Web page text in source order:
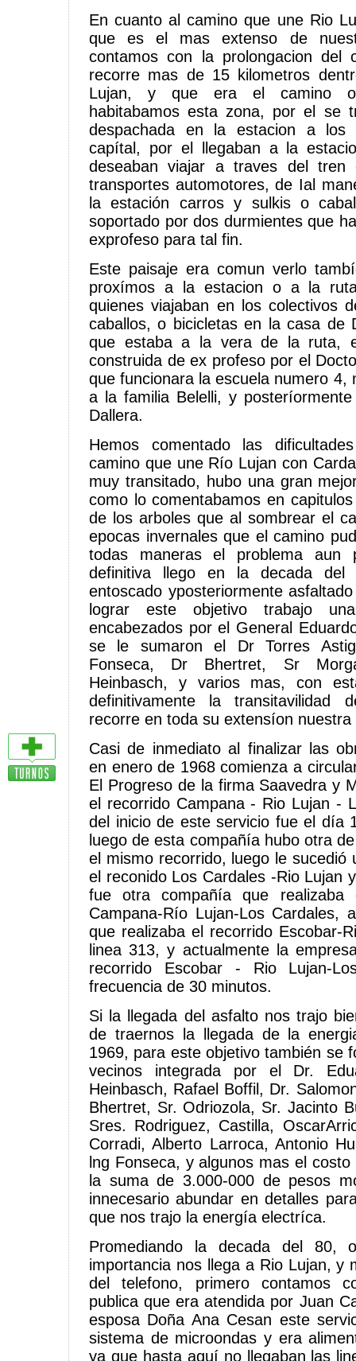
En cuanto al camino que une Rio
que es el mas extenso de
contamos con la prolongacion del
recorre mas de 15 kilometros
Lujan, y que era el camino
habitabamos esta zona, por el se
despachada en la estacion a
capítal, por el llegaban a la
deseaban viajar a traves del tren
transportes automotores, de Ial
la estación carros y sulkis o
soportado por dos durmientes que
exprofeso para tal fin.
Este paisaje era comun verlo
proxímos a la estacion o a la
quienes viajaban en los colectivos
caballos, o bicicletas en la casa de
que estaba a la vera de la ruta,
construida de ex profeso por el
que funcionara la escuela numero 4,
a la familia Belelli, y
Dallera.
Hemos comentado las
camino que une Río Lujan con
muy transitado, hubo una gran
como lo comentabamos en
de los arboles que al sombrear el
epocas invernales que el camino
todas maneras el problema aun
definitiva llego en la decada del
entoscado yposteriormente
lograr este objetivo trabajo
encabezados por el General
se le sumaron el Dr Torres
Fonseca, Dr Bhertret, Sr
Heinbasch, y varios mas, con
definitivamente la transitavilidad
recorre en toda su extensíon nuestra
Casi de inmediato al finalizar las
en enero de 1968 comienza a
El Progreso de la firma Saavedra y
el recorrido Campana - Rio Lujan -
del inicio de este servicio fue el día
luego de esta compañía hubo otra
el mismo recorrido, luego le sucedió
el reconido Los Cardales -Rio Lujan
fue otra compañía que realizaba
Campana-Río Lujan-Los Cardales,
que realizaba el recorrido Escobar-
linea 313, y actualmente la
recorrido Escobar - Rio Lujan-
frecuencia de 30 minutos.
Si la llegada del asfalto nos trajo
de traernos la llegada de la
1969, para este objetivo también se
vecinos integrada por el Dr.
Heinbasch, Rafael Boffil, Dr.
Bhertret, Sr. Odriozola, Sr. Jacinto
Sres. Rodriguez, Castilla,
Corradi, Alberto Larroca, Antonio
lng Fonseca, y algunos mas el
la suma de 3.000-000 de pesos
innecesario abundar en detalles
que nos trajo la energía electríca.
Promediando la decada del 80,
importancia nos llega a Rio Lujan, y
del telefono, primero contamos
publica que era atendida por Juan
esposa Doña Ana Cesan este
sistema de microondas y era
ya que hasta aquí no llegaban las